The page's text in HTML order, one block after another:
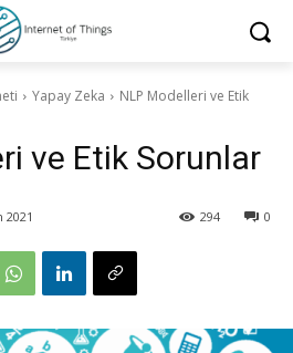
Yapay Zeka
NLP Modelleri ve Etik
ve Etik Sorunlar
2021 0
294